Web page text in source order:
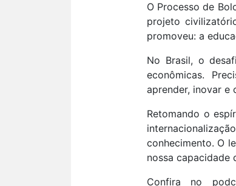
O Processo de
projeto
promoveu: a
No Brasil, o
econômicas.
aprender, inovar e
Retomando o
conhecimento. O
nossa capacidade
Confira no